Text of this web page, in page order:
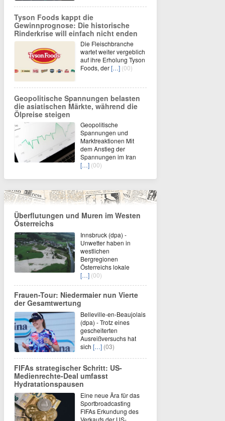
Tyson Foods kappt die
Gewinnprognose: Die historische
Rinderkrise will einfach nicht enden
Die Fleischbranche
wartet weiter vergeblich
auf ihre Erholung Tyson
Foods, der[…] (00)
Geopolitische Spannungen belasten
die asiatischen Märkte, während die
Ölpreise steigen
Geopolitische
Spannungen und
Marktreaktionen Mit
dem Anstieg der
Spannungen im Iran
[…] (00)
Überflutungen und Muren im Westen
Österreichs
Innsbruck (dpa) -
Unwetter haben in
westlichen
Bergregionen
Österreichs lokale
[…] (00)
Frauen-Tour: Niedermaier nun Vierte
der Gesamtwertung
Belleville-en-Beaujolais
(dpa) - Trotz eines
gescheiterten
Ausreißversuchs hat
sich […] (03)
FIFAs strategischer Schritt: US-
Medienrechte-Deal umfasst
Hydratationspausen
Eine neue Ära für das
Sportbroadcasting
FIFAs Erkundung des